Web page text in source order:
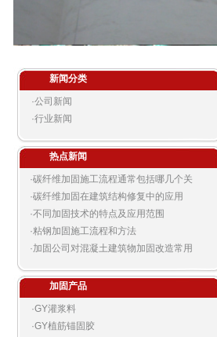
新闻分类
·公司新闻
·行业新闻
热点新闻
·碳纤维加固施工流程通常包括哪几个关
·碳纤维加固在建筑结构修复中的应用
·不同加固技术的特点及应用范围
·粘钢加固施工流程和方法
·加固公司对混凝土建筑物加固改造常用
加固产品
·GY灌浆料
·GY植筋锚固胶